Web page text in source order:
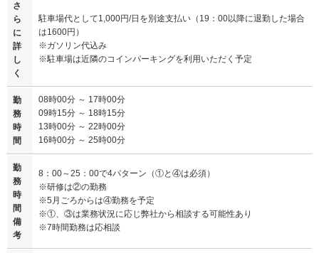
さ
ら
に
詳
し
く
駐車場代として1,000円/日を別途支払い（19：00以降に退勤した場合
は1600円）
※ガソリン代込み
※駐車場は近隣のコインパーキングを利用いただく予定
勤
務
時
間
08時00分 ～ 17時00分
09時15分 ～ 18時15分
13時00分 ～ 22時00分
16時00分 ～ 25時00分
勤
務
時
間
備
考
8：00～25：00で4パターン（①と④は必須）
※研修は②の勤務
※5月ごろからは④勤務を予定
※①、③は業務状況に応じ弊社から相談する可能性あり
※7時間勤務は応相談